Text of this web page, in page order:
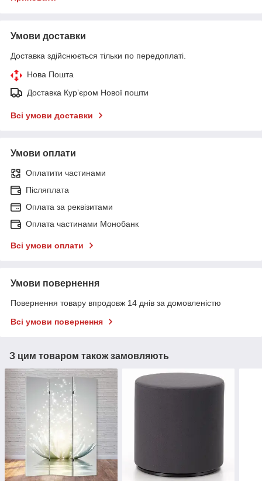
Умови доставки
Доставка здійснюється тільки по передоплаті.
Нова Пошта
Доставка Курʼєром Нової пошти
Всі умови доставки
Умови оплати
Оплатити частинами
Післяплата
Оплата за реквізитами
Оплата частинами Монобанк
Всі умови оплати
Умови повернення
Повернення товару впродовж 14 днів за домовленістю
Всі умови повернення
З цим товаром також замовляють